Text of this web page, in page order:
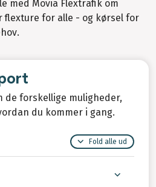
med Movia Flextrafik om
flexture for alle - og kørsel for
de forskellige muligheder,
du kommer i gang.
Fold alle ud